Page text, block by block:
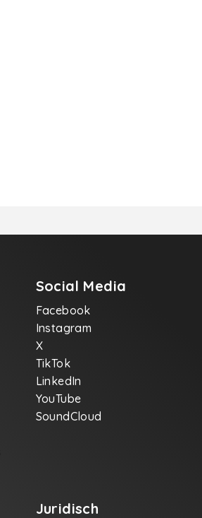
Social Media
Facebook
Instagram
X
TikTok
LinkedIn
YouTube
SoundCloud
Juridisch